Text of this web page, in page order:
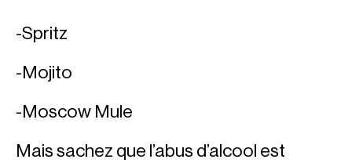
-Spritz
-Mojito
-Moscow Mule
Mais sachez que l’abus d’alcool est